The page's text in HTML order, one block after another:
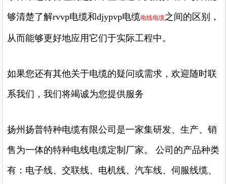
够清楚了解rvvp电缆和djypvp电缆电线电缆之间的区别，
从而能够更好地应用它们于实际工程中。
如果您还有其他关于电缆的疑问或需求，欢迎随时联
系我们，我们将竭诚为您提供服务
扬州扬普特种电缆有限公司是一家集研发、生产、销
售为一体的特种电线电缆定制厂家。 公司的产品种类
有：电子线、交联线、电机线、汽车线、伺服线缆、